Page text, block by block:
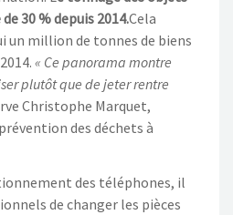
30 % depuis 2014.Cela
un million de tonnes de biens
« Ce panorama montre
plutôt que de jeter rentre
Christophe Marquet,
des déchets à
des téléphones, il
de changer les pièces